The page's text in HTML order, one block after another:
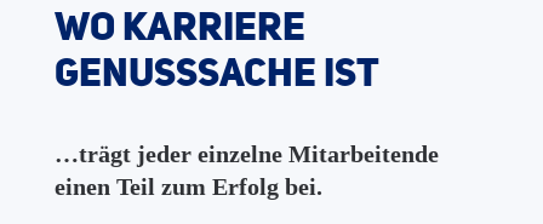
WO KARRIERE
GENUSSSACHE IST
…trägt jeder einzelne Mitarbeitende
einen Teil zum Erfolg bei.